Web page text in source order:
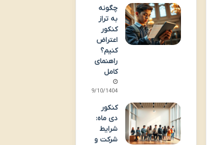
چگونه
به تراز
کنکور
اعتراض
کنیم؟
راهنمای
کامل
09/10/1404
کنکور
دی ماه:
شرایط
شرکت و